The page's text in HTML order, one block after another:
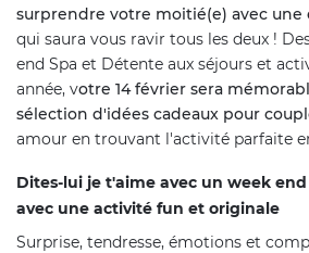
surprendre votre moitié(e) avec
qui saura vous ravir tous les deux !
end Spa et Détente aux séjours et
année, votre 14 février sera
sélection d'idées cadeaux pour
amour en trouvant l'activité parfaite
Dites-lui je t'aime avec un week
avec une activité fun et originale
Surprise, tendresse, émotions et